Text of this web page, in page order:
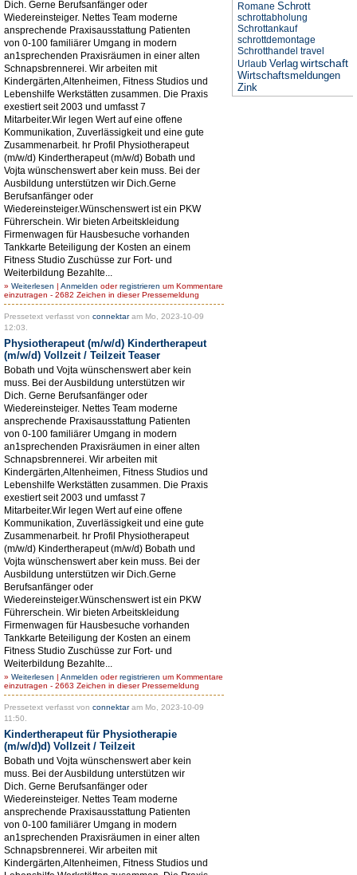
Dich. Gerne Berufsanfänger oder
Wiedereinsteiger. Nettes Team moderne
ansprechende Praxisausstattung Patienten
von 0-100 familiärer Umgang in modern
an1sprechenden Praxisräumen in einer alten
Schnapsbrennerei. Wir arbeiten mit
Kindergärten,Altenheimen, Fitness Studios und
Lebenshilfe Werkstätten zusammen. Die Praxis
exestiert seit 2003 und umfasst 7
Mitarbeiter.Wir legen Wert auf eine offene
Kommunikation, Zuverlässigkeit und eine gute
Zusammenarbeit. hr Profil Physiotherapeut
(m/w/d) Kindertherapeut (m/w/d) Bobath und
Vojta wünschenswert aber kein muss. Bei der
Ausbildung unterstützen wir Dich.Gerne
Berufsanfänger oder
Wiedereinsteiger.Wünschenswert ist ein PKW
Führerschein. Wir bieten Arbeitskleidung
Firmenwagen für Hausbesuche vorhanden
Tankkarte Beteiligung der Kosten an einem
Fitness Studio Zuschüsse zur Fort- und
Weiterbildung Bezahlte...
» Weiterlesen | Anmelden oderregistrieren um Kommentare
einzutragen - 2682 Zeichen in dieser Pressemeldung
Pressetext verfasst von connektaram Mo, 2023-10-09
12:03.
Physiotherapeut (m/w/d) Kindertherapeut
(m/w/d) Vollzeit / Teilzeit Teaser
Bobath und Vojta wünschenswert aber kein
muss. Bei der Ausbildung unterstützen wir
Dich. Gerne Berufsanfänger oder
Wiedereinsteiger. Nettes Team moderne
ansprechende Praxisausstattung Patienten
von 0-100 familiärer Umgang in modern
an1sprechenden Praxisräumen in einer alten
Schnapsbrennerei. Wir arbeiten mit
Kindergärten,Altenheimen, Fitness Studios und
Lebenshilfe Werkstätten zusammen. Die Praxis
exestiert seit 2003 und umfasst 7
Mitarbeiter.Wir legen Wert auf eine offene
Kommunikation, Zuverlässigkeit und eine gute
Zusammenarbeit. hr Profil Physiotherapeut
(m/w/d) Kindertherapeut (m/w/d) Bobath und
Vojta wünschenswert aber kein muss. Bei der
Ausbildung unterstützen wir Dich.Gerne
Berufsanfänger oder
Wiedereinsteiger.Wünschenswert ist ein PKW
Führerschein. Wir bieten Arbeitskleidung
Firmenwagen für Hausbesuche vorhanden
Tankkarte Beteiligung der Kosten an einem
Fitness Studio Zuschüsse zur Fort- und
Weiterbildung Bezahlte...
» Weiterlesen | Anmelden oderregistrieren um Kommentare
einzutragen - 2663 Zeichen in dieser Pressemeldung
Pressetext verfasst von connektaram Mo, 2023-10-09
11:50.
Kindertherapeut für Physiotherapie
(m/w/d)d) Vollzeit / Teilzeit
Bobath und Vojta wünschenswert aber kein
muss. Bei der Ausbildung unterstützen wir
Dich. Gerne Berufsanfänger oder
Wiedereinsteiger. Nettes Team moderne
ansprechende Praxisausstattung Patienten
von 0-100 familiärer Umgang in modern
an1sprechenden Praxisräumen in einer alten
Schnapsbrennerei. Wir arbeiten mit
Kindergärten,Altenheimen, Fitness Studios und
Romane Schrott
schrottabholung
Schrottankauf
schrottdemontage
Schrotthandel travel
Urlaub Verlag wirtschaft
Wirtschaftsmeldungen
Zink